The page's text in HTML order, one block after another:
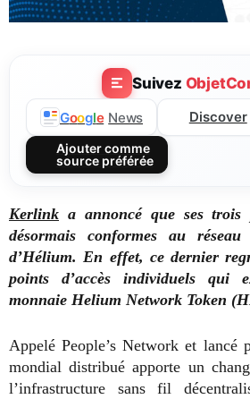
Suivez
Google News Discover
Ajouter comme
source préférée
Kerlink a annoncé que ses trois
désormais conformes au
d’Hélium. En effet, ce dernier
points d’accès individuels qui
monnaie Helium Network Token
Appelé People’s Network et lancé
mondial distribué apporte un
l’infrastructure sans fil